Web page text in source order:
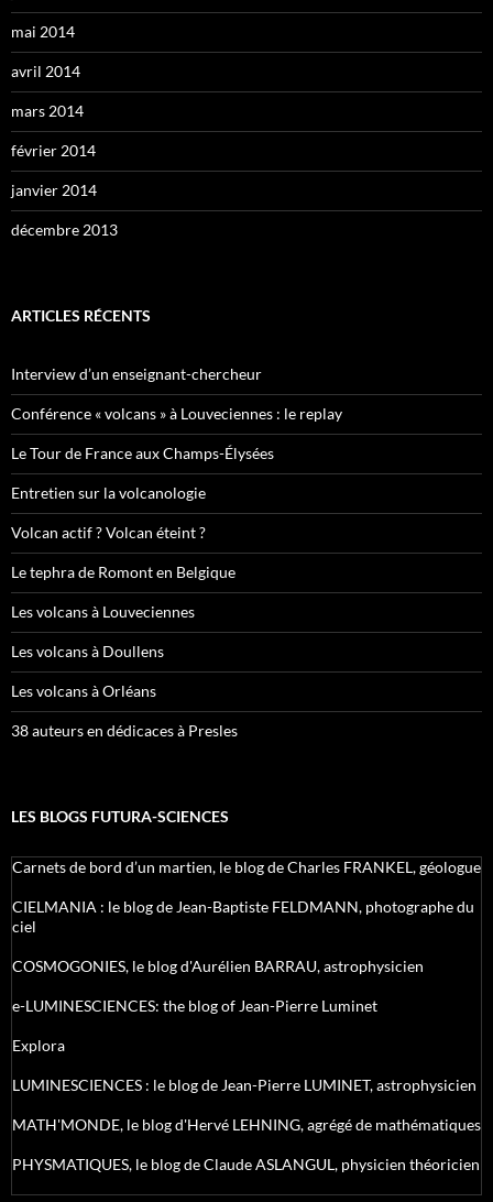
mai 2014
avril 2014
mars 2014
février 2014
janvier 2014
décembre 2013
ARTICLES RÉCENTS
Interview d’un enseignant-chercheur
Conférence « volcans » à Louveciennes : le replay
Le Tour de France aux Champs-Élysées
Entretien sur la volcanologie
Volcan actif ? Volcan éteint ?
Le tephra de Romont en Belgique
Les volcans à Louveciennes
Les volcans à Doullens
Les volcans à Orléans
38 auteurs en dédicaces à Presles
LES BLOGS FUTURA-SCIENCES
Carnets de bord d’un martien, le blog de Charles FRANKEL, géologue
CIELMANIA : le blog de Jean-Baptiste FELDMANN, photographe du
ciel
COSMOGONIES, le blog d'Aurélien BARRAU, astrophysicien
e-LUMINESCIENCES: the blog of Jean-Pierre Luminet
Explora
LUMINESCIENCES : le blog de Jean-Pierre LUMINET, astrophysicien
MATH'MONDE, le blog d'Hervé LEHNING, agrégé de mathématiques
PHYSMATIQUES, le blog de Claude ASLANGUL, physicien théoricien